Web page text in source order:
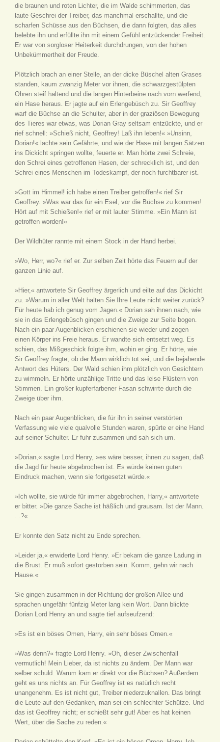
die braunen und roten Lichter, die im Walde schimmerten, das
laute Geschrei der Treiber, das manchmal erschallte, und die
scharfen Schüsse aus den Büchsen, die dann folgten, das alles
belebte ihn und erfüllte ihn mit einem Gefühl entzückender Freiheit.
Er war von sorgloser Heiterkeit durchdrungen, von der hohen
Unbekümmertheit der Freude.
Plötzlich brach an einer Stelle, an der dicke Büschel alten Grases
standen, kaum zwanzig Meter vor ihnen, die schwarzgestülpten
Ohren steif haltend und die langen Hinterbeine nach vorn werfend,
ein Hase heraus. Er jagte auf ein Erlengebüsch zu. Sir Geoffrey
warf die Büchse an die Schulter, aber in der graziösen Bewegung
des Tieres war etwas, was Dorian Gray seltsam entzückte, und er
rief schnell: »Schieß nicht, Geoffrey! Laß ihn leben!« »Unsinn,
Dorian!« lachte sein Gefährte, und wie der Hase mit langen Sätzen
ins Dickicht springen wollte, feuerte er. Man hörte zwei Schreie,
den Schrei eines getroffenen Hasen, der schrecklich ist, und den
Schrei eines Menschen im Todeskampf, der noch furchtbarer ist.
»Gott im Himmel! ich habe einen Treiber getroffen!« rief Sir
Geoffrey. »Was war das für ein Esel, vor die Büchse zu kommen!
Hört auf mit Schießen!« rief er mit lauter Stimme. »Ein Mann ist
getroffen worden!«
Der Wildhüter rannte mit einem Stock in der Hand herbei.
»Wo, Herr, wo?« rief er. Zur selben Zeit hörte das Feuern auf der
ganzen Linie auf.
»Hier,« antwortete Sir Geoffrey ärgerlich und eilte auf das Dickicht
zu. »Warum in aller Welt halten Sie Ihre Leute nicht weiter zurück?
Für heute hab ich genug vom Jagen.« Dorian sah ihnen nach, wie
sie in das Erlengebüsch gingen und die Zweige zur Seite bogen.
Nach ein paar Augenblicken erschienen sie wieder und zogen
einen Körper ins Freie heraus. Er wandte sich entsetzt weg. Es
schien, das Mißgeschick folgte ihm, wohin er ging. Er hörte, wie
Sir Geoffrey fragte, ob der Mann wirklich tot sei, und die bejahende
Antwort des Hüters. Der Wald schien ihm plötzlich von Gesichtern
zu wimmeln. Er hörte unzählige Tritte und das leise Flüstern von
Stimmen. Ein großer kupferfarbener Fasan schwirrte durch die
Zweige über ihm.
Nach ein paar Augenblicken, die für ihn in seiner verstörten
Verfassung wie viele qualvolle Stunden waren, spürte er eine Hand
auf seiner Schulter. Er fuhr zusammen und sah sich um.
»Dorian,« sagte Lord Henry, »es wäre besser, ihnen zu sagen, daß
die Jagd für heute abgebrochen ist. Es würde keinen guten
Eindruck machen, wenn sie fortgesetzt würde.«
»Ich wollte, sie würde für immer abgebrochen, Harry,« antwortete
er bitter. »Die ganze Sache ist häßlich und grausam. Ist der Mann.
. .?«
Er konnte den Satz nicht zu Ende sprechen.
»Leider ja,« erwiderte Lord Henry. »Er bekam die ganze Ladung in
die Brust. Er muß sofort gestorben sein. Komm, gehn wir nach
Hause.«
Sie gingen zusammen in der Richtung der großen Allee und
sprachen ungefähr fünfzig Meter lang kein Wort. Dann blickte
Dorian Lord Henry an und sagte tief aufseufzend:
»Es ist ein böses Omen, Harry, ein sehr böses Omen.«
»Was denn?« fragte Lord Henry. »Oh, dieser Zwischenfall
vermutlich! Mein Lieber, da ist nichts zu ändern. Der Mann war
selber schuld. Warum kam er direkt vor die Büchsen? Außerdem
geht es uns nichts an. Für Geoffrey ist es natürlich recht
unangenehm. Es ist nicht gut, Treiber niederzuknallen. Das bringt
die Leute auf den Gedanken, man sei ein schlechter Schütze. Und
das ist Geoffrey nicht; er schießt sehr gut! Aber es hat keinen
Wert, über die Sache zu reden.«